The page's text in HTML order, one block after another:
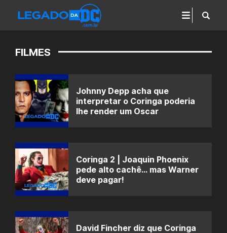
FILMES
Johnny Depp acha que
interpretar o Coringa poderia
lhe render um Oscar
Coringa 2 | Joaquin Phoenix
pede alto cachê… mas Warner
deve pagar!
David Fincher diz que Coringa